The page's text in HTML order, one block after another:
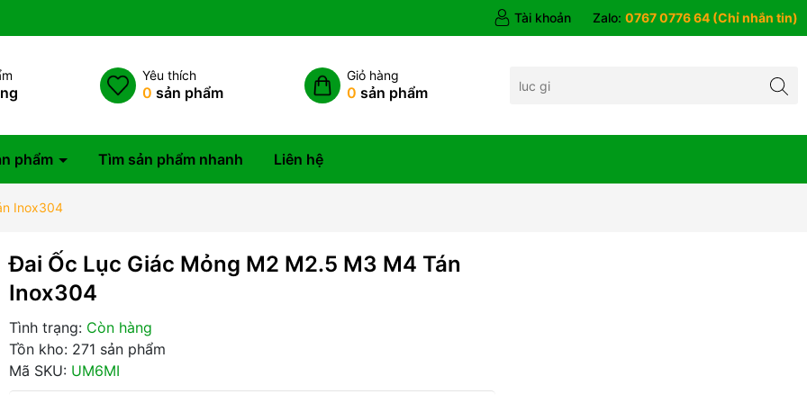
Tài khoản Zalo: 0767 0776 64 (Chỉ nhắn tin)
Yêu thích
0 sản phẩm
Giỏ hàng
0 sản phẩm
phẩm Tìm sản phẩm nhanh Liên hệ
Inox304
Đai Ốc Lục Giác Mỏng M2 M2.5 M3 M4 Tán
Inox304
Tình trạng: Còn hàng
Tồn kho: 271 sản phẩm
Mã SKU: UM6MI